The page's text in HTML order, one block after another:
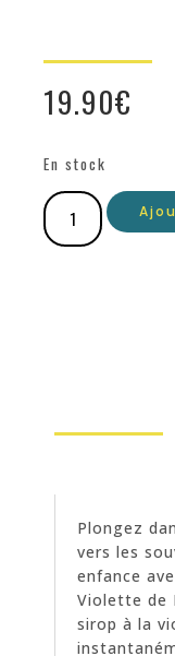
19.90€
En stock
Plongez
vers les
enfance
Violette de
sirop à la